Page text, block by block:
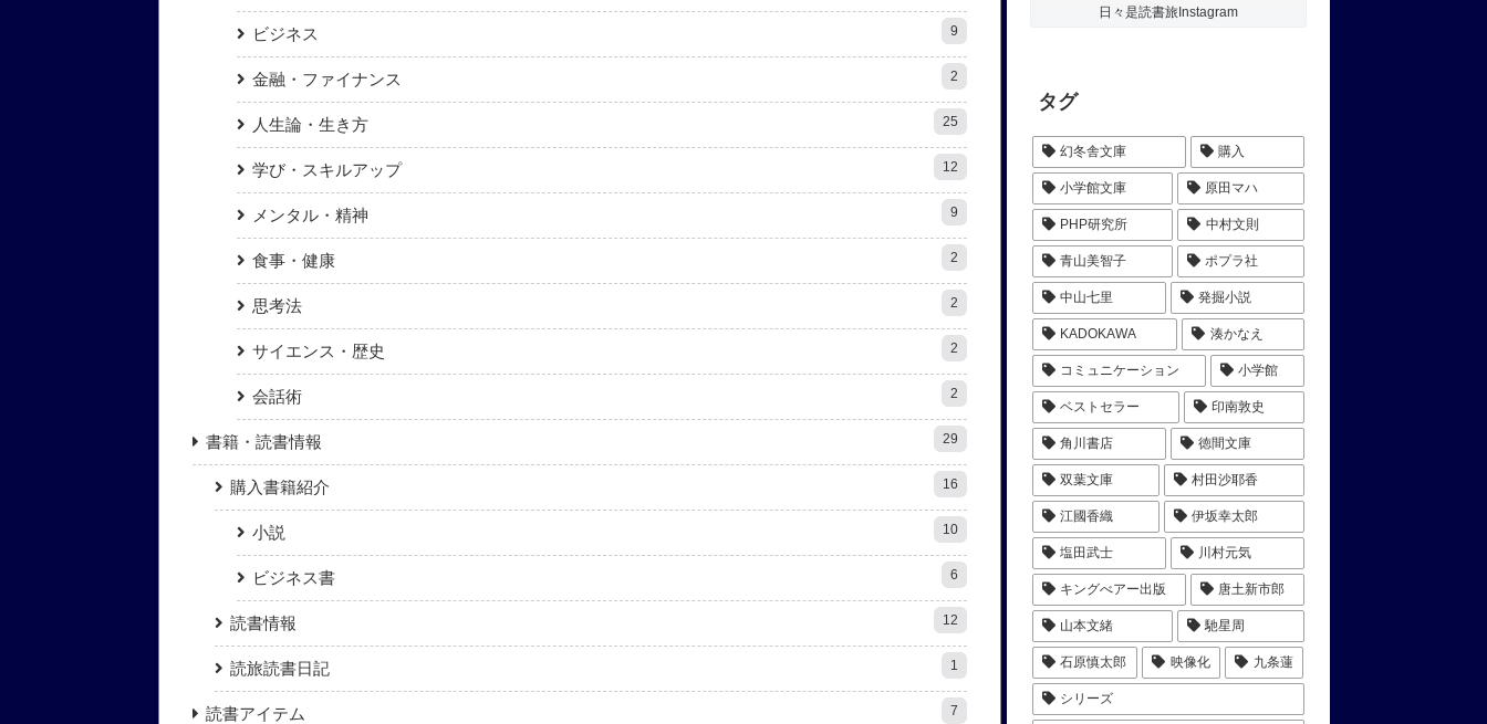
ビジネス 9
金融・ファイナンス 2
人生論・生き方 25
学び・スキルアップ 12
メンタル・精神 9
食事・健康 2
思考法 2
サイエンス・歴史 2
会話術 2
書籍・読書情報 29
購入書籍紹介 16
小説 10
ビジネス書 6
読書情報 12
読旅読書日記 1
読書アイテム 7
日々是読書旅Instagram
タグ
幻冬舎文庫 購入
小学館文庫 原田マハ
PHP研究所 中村文則
青山美智子 ポプラ社
中山七里 発掘小説
KADOKAWA 湊かなえ
コミュニケーション 小学館
ベストセラー 印南敦史
角川書店 徳間文庫
双葉文庫 村田沙耶香
江國香織 伊坂幸太郎
塩田武士 川村元気
キングべアー出版 唐土新市郎
山本文緒 馳星周
石原慎太郎 映像化 九条蓮
シリーズ